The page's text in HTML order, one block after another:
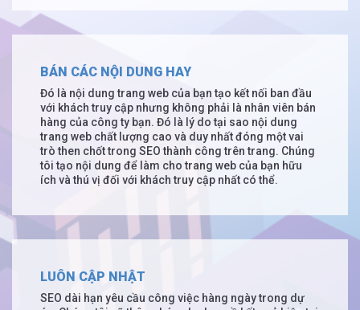
BÁN CÁC NỘI DUNG HAY
Đó là nội dung trang web của bạn tạo kết nối ban đầu
với khách truy cập nhưng không phải là nhân viên bán
hàng của công ty bạn. Đó là lý do tại sao nội dung
trang web chất lượng cao và duy nhất đóng một vai
trò then chốt trong SEO thành công trên trang. Chúng
tôi tạo nội dung để làm cho trang web của bạn hữu
ích và thú vị đối với khách truy cập nhất có thể.
LUÔN CẬP NHẬT
SEO dài hạn yêu cầu công việc hàng ngày trong dự